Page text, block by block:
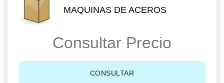
MAQUINAS DE ACEROS
Consultar Precio
CONSULTAR